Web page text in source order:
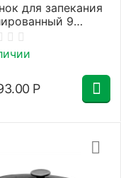
для запекания
9
Р